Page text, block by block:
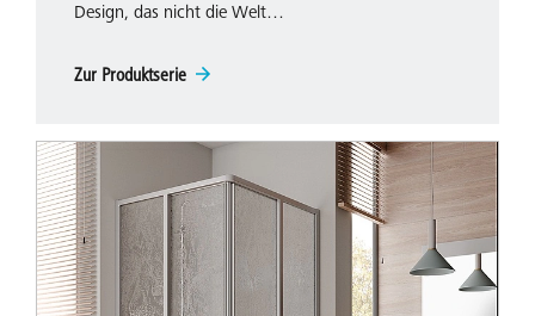
Design, das nicht die Welt…
Zur Produktserie